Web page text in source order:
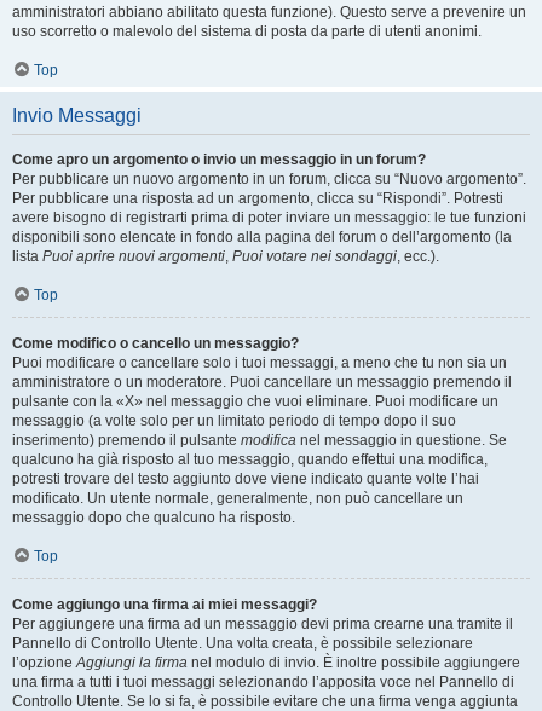
amministratori abbiano abilitato questa funzione). Questo serve a prevenire un
uso scorretto o malevolo del sistema di posta da parte di utenti anonimi.
Top
Invio Messaggi
Come apro un argomento o invio un messaggio in un forum?
Per pubblicare un nuovo argomento in un forum, clicca su “Nuovo argomento”.
Per pubblicare una risposta ad un argomento, clicca su “Rispondi”. Potresti
avere bisogno di registrarti prima di poter inviare un messaggio: le tue funzioni
disponibili sono elencate in fondo alla pagina del forum o dell’argomento (la
lista Puoi aprire nuovi argomenti, Puoi votare nei sondaggi, ecc.).
Top
Come modifico o cancello un messaggio?
Puoi modificare o cancellare solo i tuoi messaggi, a meno che tu non sia un
amministratore o un moderatore. Puoi cancellare un messaggio premendo il
pulsante con la «X» nel messaggio che vuoi eliminare. Puoi modificare un
messaggio (a volte solo per un limitato periodo di tempo dopo il suo
inserimento) premendo il pulsante modifica nel messaggio in questione. Se
qualcuno ha già risposto al tuo messaggio, quando effettui una modifica,
potresti trovare del testo aggiunto dove viene indicato quante volte l’hai
modificato. Un utente normale, generalmente, non può cancellare un
messaggio dopo che qualcuno ha risposto.
Top
Come aggiungo una firma ai miei messaggi?
Per aggiungere una firma ad un messaggio devi prima crearne una tramite il
Pannello di Controllo Utente. Una volta creata, è possibile selezionare
l’opzioneAggiungi la firma nel modulo di invio. È inoltre possibile aggiungere
una firma a tutti i tuoi messaggi selezionando l’apposita voce nel Pannello di
Controllo Utente. Se lo si fa, è possibile evitare che una firma venga aggiunta